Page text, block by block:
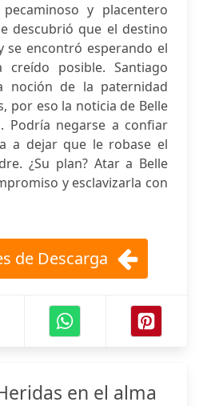
y placentero
descubrió que el destino
se encontró esperando el
posible. Santiago
noción de la paternidad
por eso la noticia de Belle
Podría negarse a confiar
a dejar que le robase el
¿Su plan? Atar a Belle
y esclavizarla con
de Descarga
en el alma